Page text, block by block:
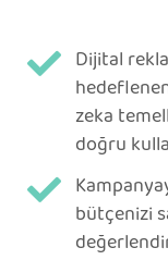
Dijital
zeka
doğru
bütçenizi